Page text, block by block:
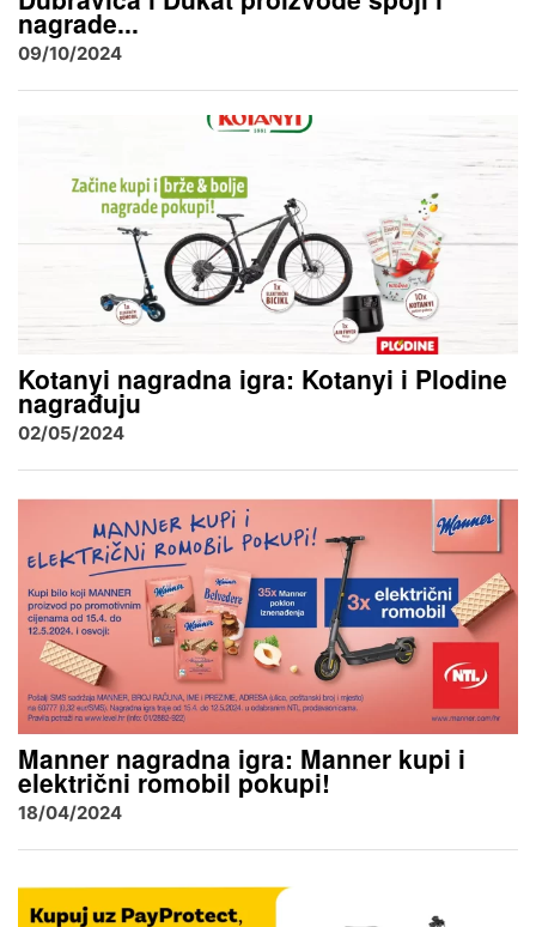
nagrade...
09/10/2024
Kotanyi nagradna igra: Kotanyi i Plodine
nagrađuju
02/05/2024
Manner nagradna igra: Manner kupi i
električni romobil pokupi!
18/04/2024